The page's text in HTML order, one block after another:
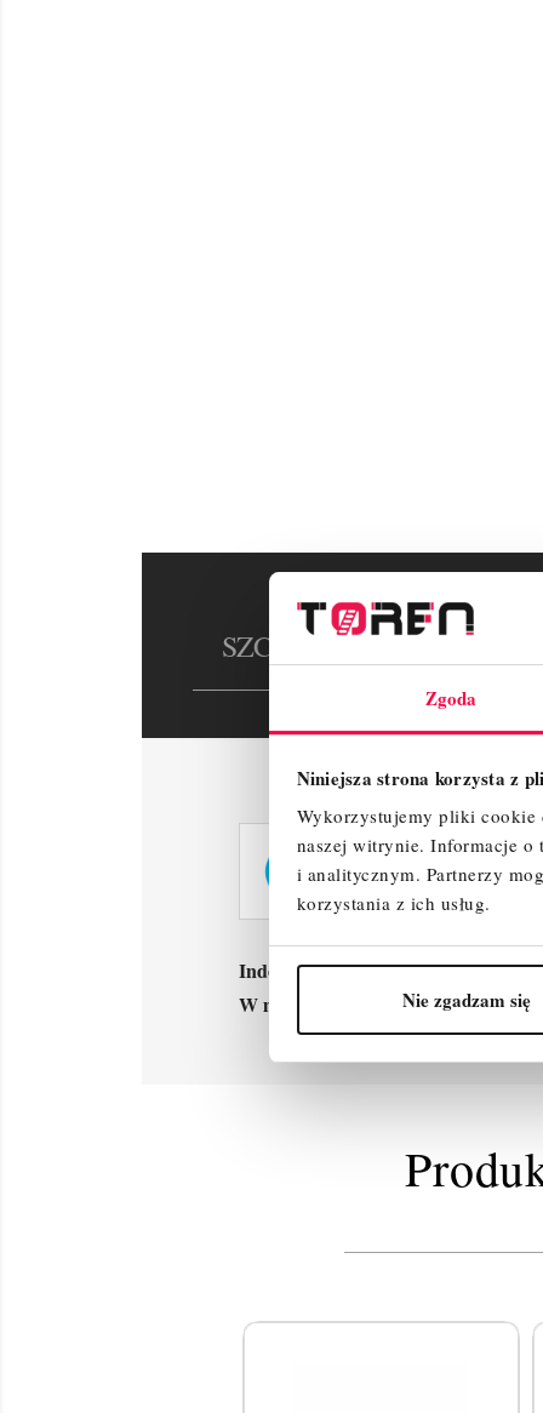
Zgoda
Niniejsza strona korzysta z
Wykorzystujemy pliki cookie
naszej witrynie. Informacje o
i analitycznym. Partnerzy
korzystania z ich usług.
Nie zgadzam się
SZCZEGÓŁY PRODUKTU
Indeks 30326
W magazynie 988 Przedmioty